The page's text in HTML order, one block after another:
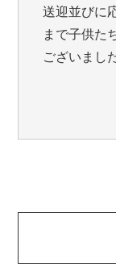
送迎並びに
まで子供た
ございまし